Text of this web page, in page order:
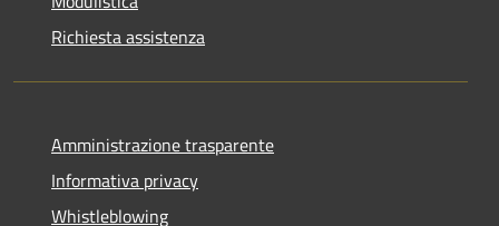
Richiesta assistenza
Amministrazione trasparente
Informativa privacy
Whistleblowing